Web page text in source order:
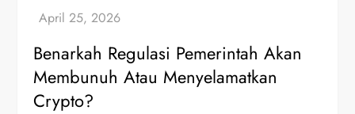
Benarkah Regulasi Pemerintah Akan
Membunuh Atau Menyelamatkan
Crypto?